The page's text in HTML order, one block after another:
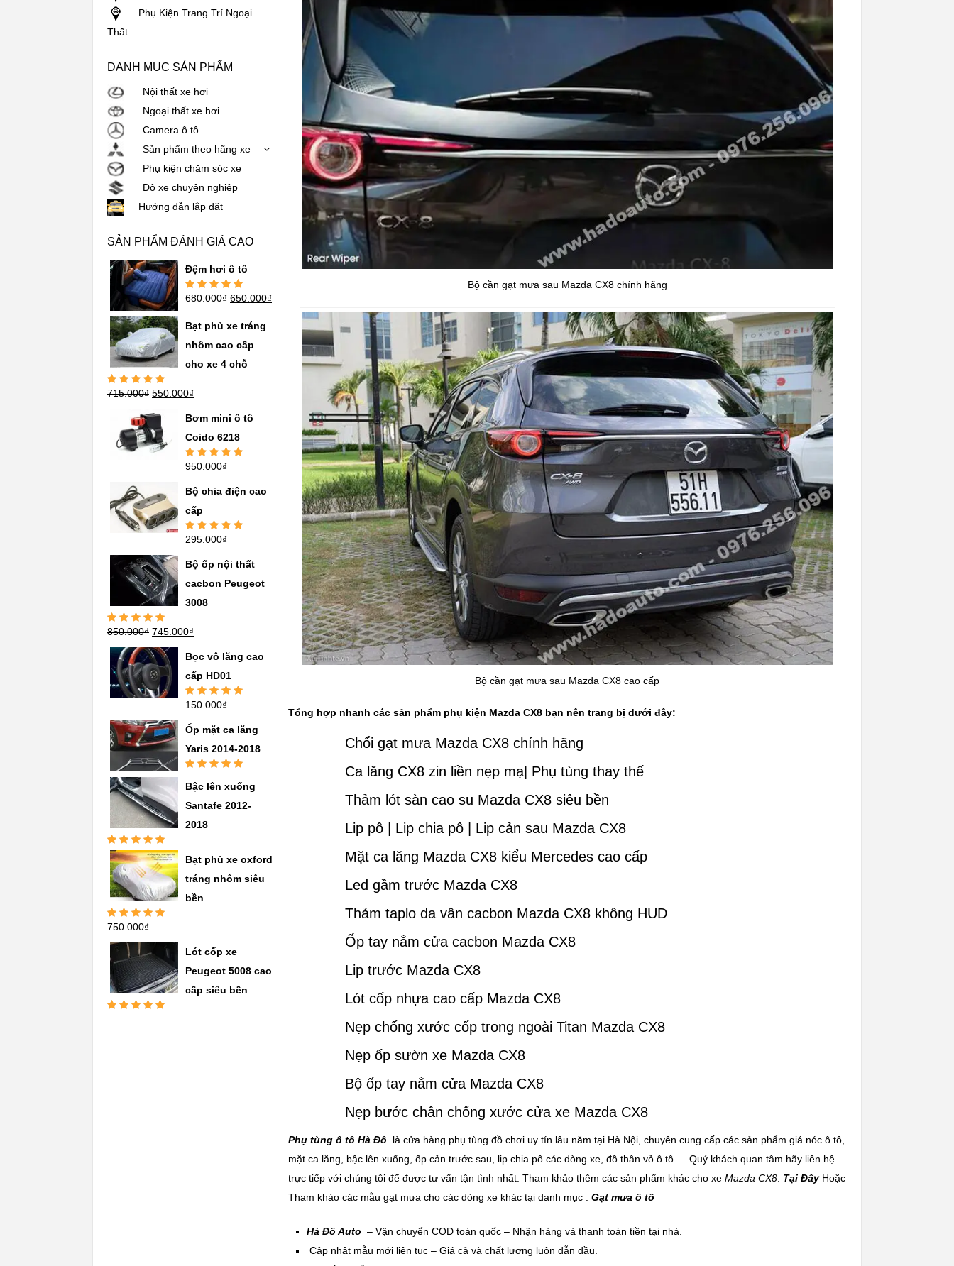
Bộ cần gạt mưa sau Mazda CX8 chính hãng
Bộ cần gạt mưa sau Mazda CX8 cao cấp
Tổng hợp nhanh các sản phẩm phụ kiện Mazda CX8 bạn nên trang bị dưới đây:
Chổi gạt mưa Mazda CX8 chính hãng
Ca lăng CX8 zin liền nẹp mạ| Phụ tùng thay thế
Thảm lót sàn cao su Mazda CX8 siêu bền
Lip pô | Lip chia pô | Lip cản sau Mazda CX8
Mặt ca lăng Mazda CX8 kiểu Mercedes cao cấp
Led gầm trước Mazda CX8
Thảm taplo da vân cacbon Mazda CX8 không HUD
Ốp tay nắm cửa cacbon Mazda CX8
Lip trước Mazda CX8
Lót cốp nhựa cao cấp Mazda CX8
Nẹp chống xước cốp trong ngoài Titan Mazda CX8
Nẹp ốp sườn xe Mazda CX8
Bộ ốp tay nắm cửa Mazda CX8
Nẹp bước chân chống xước cửa xe Mazda CX8
Phụ tùng ô tô Hà Đô
là cửa hàng phụ tùng đồ chơi uy tín lâu năm tại Hà Nội, chuyên cung cấp các sản phẩm giá nóc ô tô,
mặt ca lăng, bậc lên xuống, ốp cản trước sau, lip chia pô các dòng xe, đồ thân vỏ ô tô … Quý khách quan tâm hãy liên hệ
trực tiếp với chúng tôi để được tư vấn tận tình nhất. Tham khảo thêm các sản phẩm khác cho xe Mazda CX8: Tại ĐâyHoặc
Tham khảo các mẫu gạt mưa cho các dòng xe khác tại danh mục : Gạt mưa ô tô
Hà Đô Auto – Vận chuyển COD toàn quốc – Nhận hàng và thanh toán tiền tại nhà.
Cập nhật mẫu mới liên tục – Giá cả và chất lượng luôn dẫn đầu.
Phụ Kiện Trang Trí Ngoại
Thất
DANH MỤC SẢN PHẨM
Nội thất xe hơi
Ngoại thất xe hơi
Camera ô tô
Sản phẩm theo hãng xe
Phụ kiện chăm sóc xe
Độ xe chuyên nghiệp
Hướng dẫn lắp đặt
SẢN PHẨM ĐÁNH GIÁ CAO
Đệm hơi ô tô
Được xếp
680.000₫ 650.000₫
Bạt phủ xe tráng
nhôm cao cấp
cho xe 4 chỗ
Được xếp
715.000₫ 550.000₫
Bơm mini ô tô
Coido 6218
Được xếp
sao
950.000₫
Bộ chia điện cao
cấp
Được xếp
sao
295.000₫
Bộ ốp nội thất
cacbon Peugeot
3008
Được xếp
sao
850.000₫ 745.000₫
Bọc vô lăng cao
cấp HD01
Được xếp
sao
150.000₫
Ốp mặt ca lăng
Yaris 2014-2018
hạng5.005
Bậc lên xuống
Santafe 2012-
2018
Được xếp
hạng5.005
sao
Bạt phủ xe oxford
tráng nhôm siêu
bền
Được xếp
sao
750.000₫
Lót cốp xe
Peugeot 5008 cao
cấp siêu bền